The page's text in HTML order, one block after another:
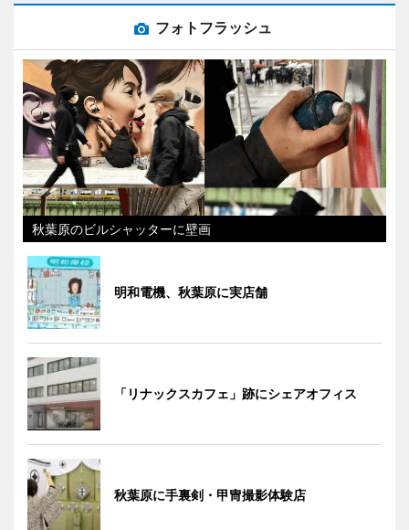
フォトフラッシュ
秋葉原のビルシャッターに壁画
明和電機、秋葉原に実店舗
「リナックスカフェ」跡にシェアオフィス
秋葉原に手裏剣・甲冑撮影体験店